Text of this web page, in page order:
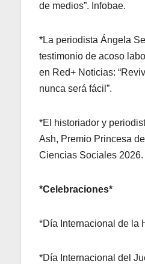
de medios”. Infobae.
*La periodista Ángela
testimonio de acoso
en Red+ Noticias:
nunca será fácil”.
*El historiador y
Ash, Premio Princesa
Ciencias Sociales 2026.
*Celebraciones*
*Día Internacional de la
*Día Internacional del